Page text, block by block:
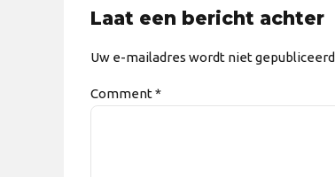
Laat een bericht achter
Uw e-mailadres wordt niet
Comment*